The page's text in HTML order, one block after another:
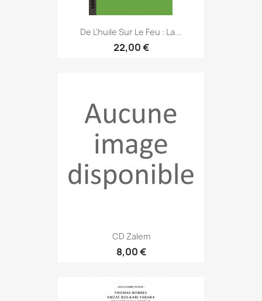
De L'huile Sur Le Feu : La...
22,00 €
CD Zalem
8,00 €